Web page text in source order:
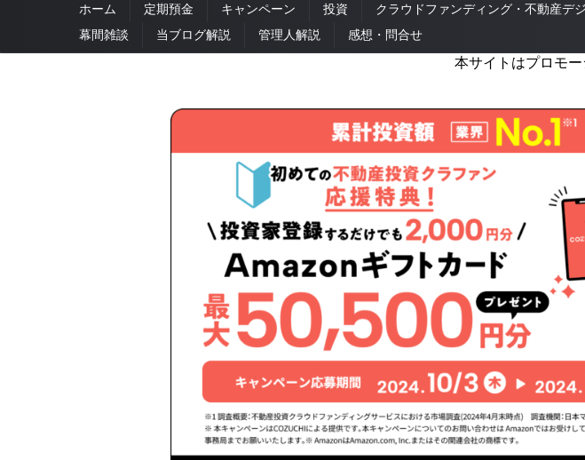
ホーム 定期預金 キャンペーン 投資 クラウドファンディング・不動産デ
幕間雑談
当ブログ解説 管理人解説 感想・問合せ
本サイトはプロモ